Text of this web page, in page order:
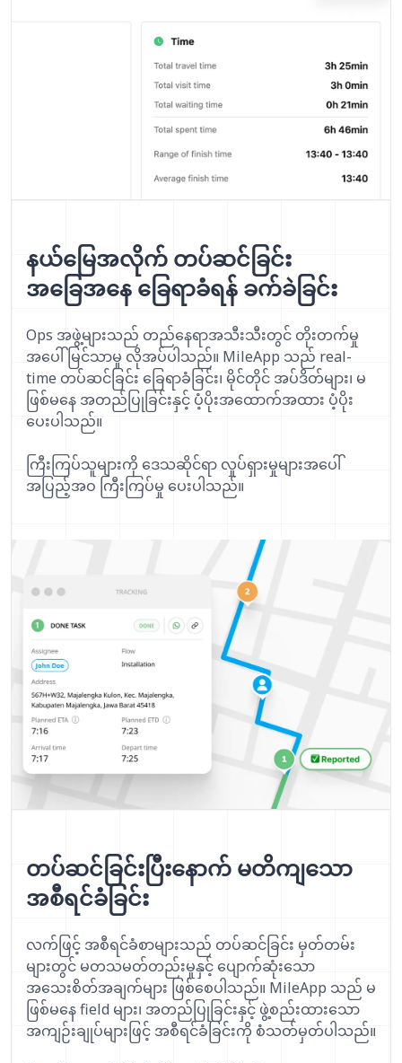
နယ်မြေအလိုက် တပ်ဆင်ခြင်း
အခြေအနေ ခြေရာခံရန် ခက်ခဲခြင်း
Ops အဖွဲ့များသည် တည်နေရာအသီးသီးတွင် တိုးတက်မှု
အပေါ် မြင်သာမှု လိုအပ်ပါသည်။ MileApp သည် real-
time တပ်ဆင်ခြင်း ခြေရာခံခြင်း၊ မိုင်တိုင် အပ်ဒိတ်များ၊ မ
ဖြစ်မနေ အတည်ပြုခြင်းနှင့် ပံ့ပိုးအထောက်အထား ပံ့ပိုး
ပေးပါသည်။
ကြီးကြပ်သူများကို ဒေသဆိုင်ရာ လှုပ်ရှားမှုများအပေါ်
အပြည့်အဝ ကြီးကြပ်မှု ပေးပါသည်။
တပ်ဆင်ခြင်းပြီးနောက် မတိကျသော
အစီရင်ခံခြင်း
လက်ဖြင့် အစီရင်ခံစာများသည် တပ်ဆင်ခြင်း မှတ်တမ်း
များတွင် မတသမတ်တည်းမှုနှင့် ပျောက်ဆုံးသော
အသေးစိတ်အချက်များ ဖြစ်စေပါသည်။ MileApp သည် မ
ဖြစ်မနေ field များ၊ အတည်ပြုခြင်းနှင့် ဖွဲ့စည်းထားသော
အကျဉ်းချုပ်များဖြင့် အစီရင်ခံခြင်းကို စံသတ်မှတ်ပါသည်။